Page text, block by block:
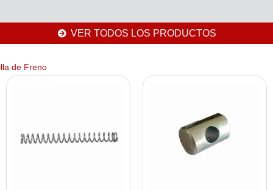
VER TODOS LOS PRODUCTOS
de Freno